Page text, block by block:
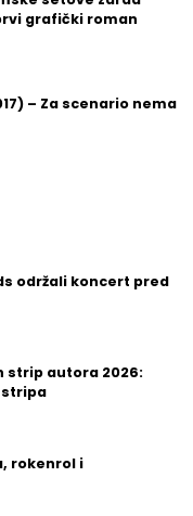
grafički roman
– Za scenario nema
održali koncert pred
strip autora 2026:
rokenrol i